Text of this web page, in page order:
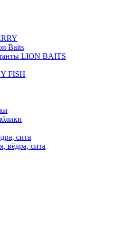
Baits
LION BAITS
FISH
сита
вёдра, сита